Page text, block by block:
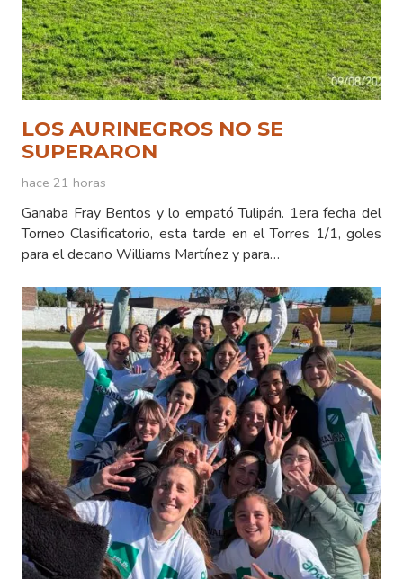
LOS AURINEGROS NO SE
SUPERARON
hace 21 horas
Ganaba Fray Bentos y lo empató Tulipán. 1era fecha del
Torneo Clasificatorio, esta tarde en el Torres 1/1, goles
para el decano Williams Martínez y para…